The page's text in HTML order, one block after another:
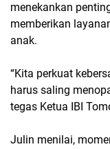
menekankan
memberikan
anak.
“Kita perkuat
harus saling
tegas Ketua IBI
Julin menilai,